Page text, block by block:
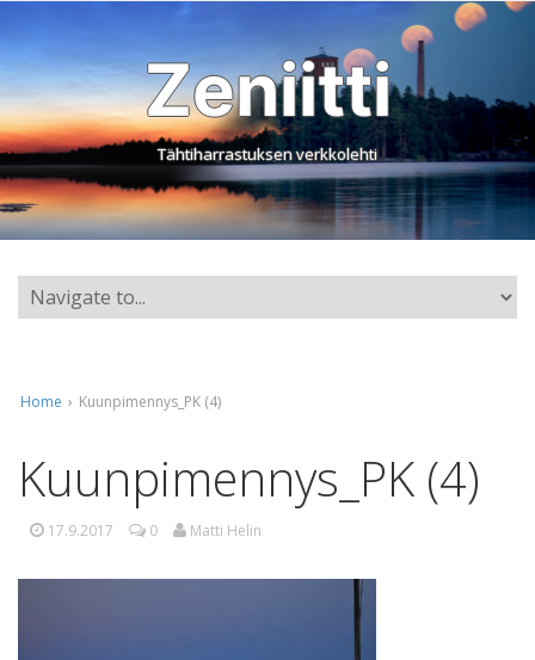
Zeniitti
Tähtiharrastuksen verkkolehti
Home › Kuunpimennys_PK (4)
Kuunpimennys_PK (4)
17.9.2017 0 Matti Helin